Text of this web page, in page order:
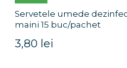
Servetele umede
maini 15 buc/pachet
3,80 lei